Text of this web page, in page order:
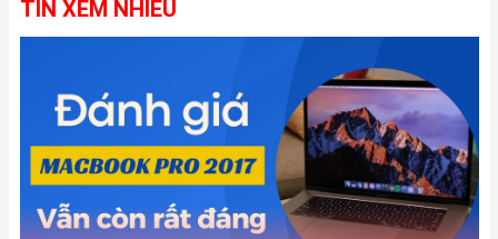
TIN XEM NHIỀU